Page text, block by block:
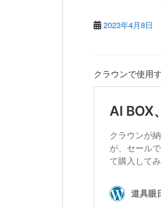
2023年4月8日
クラウンで使用